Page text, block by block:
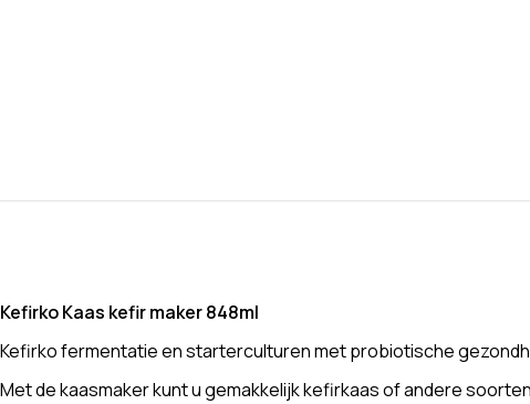
Kefirko Kaas kefir maker 848ml
Kefirko fermentatie en starterculturen met probiotische
Met de kaasmaker kunt u gemakkelijk kefirkaas of andere